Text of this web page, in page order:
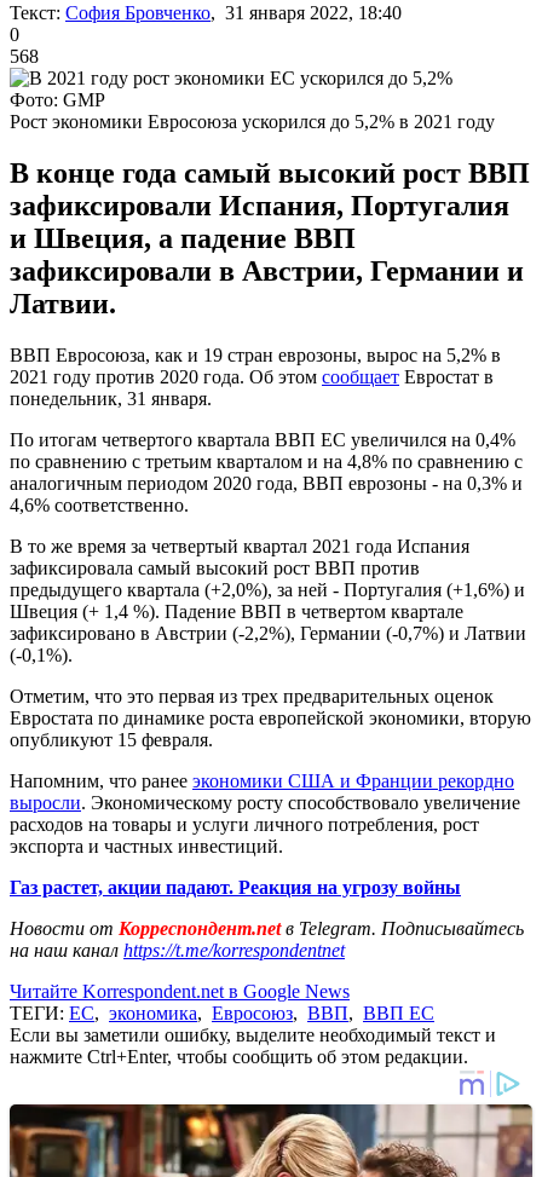
Текст: София Бровченко, 31 января 2022, 18:40
0
568
Фото: GMP
Рост экономики Евросоюза ускорился до 5,2% в 2021 году
В конце года самый высокий рост ВВП
зафиксировали Испания, Португалия
и Швеция, а падение ВВП
зафиксировали в Австрии, Германии и
Латвии.
ВВП Евросоюза, как и 19 стран еврозоны, вырос на 5,2% в
2021 году против 2020 года. Об этом сообщает Евростат в
понедельник, 31 января.
По итогам четвертого квартала ВВП ЕС увеличился на 0,4%
по сравнению с третьим кварталом и на 4,8% по сравнению с
аналогичным периодом 2020 года, ВВП еврозоны - на 0,3% и
4,6% соответственно.
В то же время за четвертый квартал 2021 года Испания
зафиксировала самый высокий рост ВВП против
предыдущего квартала (+2,0%), за ней - Португалия (+1,6%) и
Швеция (+ 1,4 %). Падение ВВП в четвертом квартале
зафиксировано в Австрии (-2,2%), Германии (-0,7%) и Латвии
(-0,1%).
Отметим, что это первая из трех предварительных оценок
Евростата по динамике роста европейской экономики, вторую
опубликуют 15 февраля.
Напомним, что ранее экономики США и Франции рекордно
выросли. Экономическому росту способствовало увеличение
расходов на товары и услуги личного потребления, рост
экспорта и частных инвестиций.
Газ растет, акции падают. Реакция на угрозу войны
Новости от Корреспондент.netв Telegram. Подписывайтесь
на наш канал https://t.me/korrespondentnet
Читайте Korrespondent.net в Google News
ТЕГИ: ЕС, экономика, Евросоюз, ВВП, ВВП ЕС
Если вы заметили ошибку, выделите необходимый текст и
нажмите Ctrl+Enter, чтобы сообщить об этом редакции.